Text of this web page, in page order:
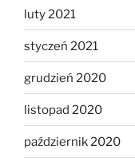
luty 2021
styczeń 2021
grudzień 2020
listopad 2020
październik 2020